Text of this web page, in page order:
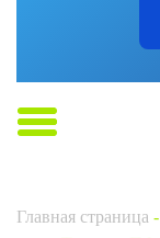
Главная страница -